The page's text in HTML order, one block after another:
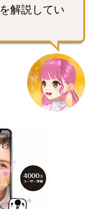
解説してい